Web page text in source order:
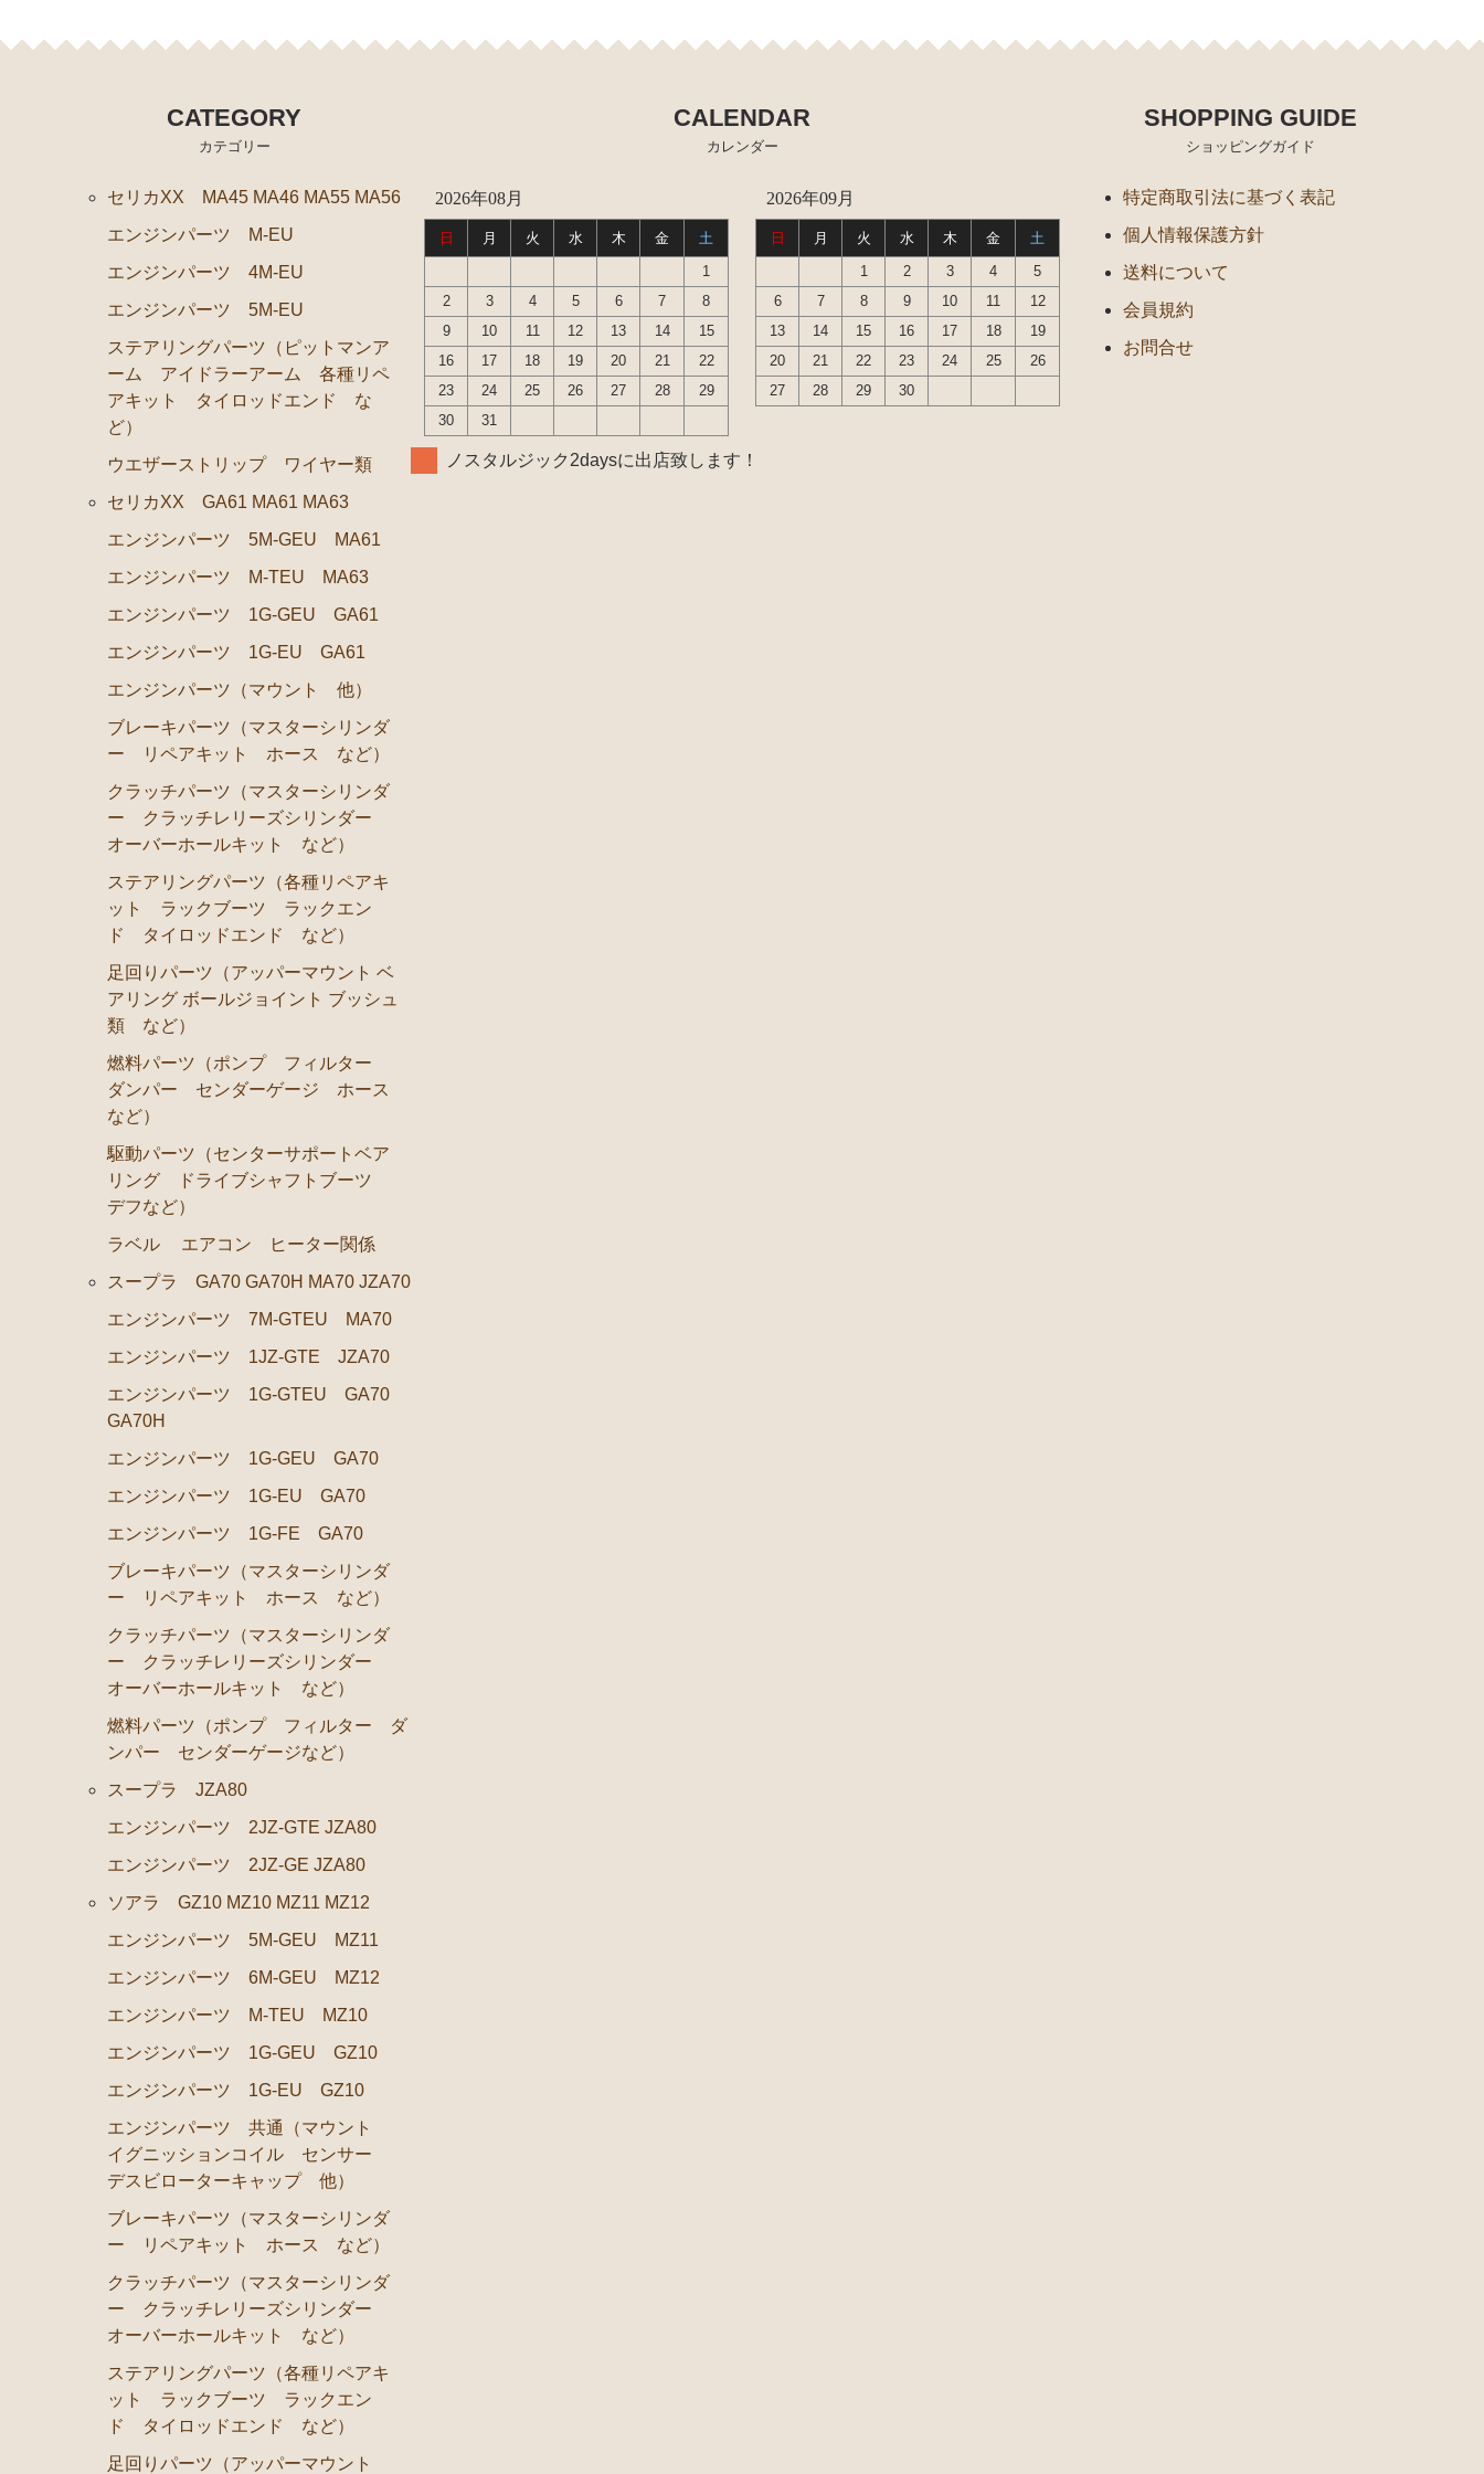
エンジンパーツ 1G-GEU GZ10
ブレーキパーツ（マスターシリンダー リペアキット ホース など）
クラッチパーツ（マスターシリンダー クラッチレリーズシリンダー オーバーホールキット など）
ステアリングパーツ（各種リペアキット ラックブーツ ラックエンド タイロッドエンド など）
足回りパーツ（アッパーマウント ベアリング ボールジョイント ブッシュ類 など）
燃料パーツ（ポンプ フィルター ダンパー センダーゲージ ホースなど）
駆動パーツ（センターサポートベアリング ドライブシャフトブーツ デフなど）
ウエザーストリップ ワイヤー類
エアコン ヒーター関係
エンジンパーツ 1G-EU GZ20
エンジンパーツ 1G-FE GZ20
ブレーキパーツ（マスターシリンダー リペアキット ホース など）
燃料パーツ（ポンプ フィルター ダンパー センダーゲージなど）
ソアラ JZZ30 JZZ31 UZZ30 UZZ31 UZZ32
エンジンパーツ 2JZ-GE JZZ31
ブレーキパーツ（マスターシリンダー リペアキット ホース など）
コロナマークⅡ チェイサー MX3# MX4#
エンジンパーツ M-EU
マークⅡ クレスタ チェイサーGX50 51 GX60 61 MX51 61 63 RX63
エンジンパーツ 1G-GEU
ブレーキパーツ（マスターシリンダー リペアキット ホース など）
クラッチパーツ（マスターシリンダー クラッチレリーズシリンダー オーバーホールキット など）
ステアリングパーツ（ピットマンアーム アイドラーアーム タイロッドエンド など）
足回りパーツ（アッパーマウント ベアリング ボールジョイント ブッシュ類 など）
燃料パーツ（ポンプ フィルター ダンパー センダーゲージなど）
駆動パーツ（センターサポートベアリング ドライブシャフトブーツ デフなど）
エアコン ヒーター関係
マークⅡ クレスタ チェイサー GX71 MX71
エンジンパーツ 1G-GTEU
エンジンパーツ 1G-GEU前期 1984年8月～1986年8月迄
エンジンパーツ 1G-GEU後期 1986年8月～1988年8月迄
エンジンパーツ 1G-EU
エンジンパーツ M-TEU
エンジンパーツ（ガスケット類）
エンジンパーツ（マウント 他）
冷却パーツ（ポンプ サーモスタット ファン ファンカップリング ホース類 など）
ブレーキパーツ（マスターシリンダー リペアキット ホース など）
クラッチパーツ（マスターシリンダー クラッチレリーズシリンダー オーバーホールキット など）
ステアリングパーツ（各種リペアキット ラックブーツ ラックエンド タイロッドエンド など）
足回りパーツ（アッパーマウント ベアリング ボールジョイント ブッシュ類 など）
燃料パーツ（ポンプ フィルター ダンパー センダーゲージなど）
駆動パーツ（センターサポートベアリング ドライブシャフトブーツ デフなど）
ウエザーストリップ
エアコン ヒーター関係
マークⅡワゴン GX70G
エンジンパーツ 1G-EU
エンジンパーツ 1G-FE
CATEGORY
カテゴリー
セリカXX MA45 MA46 MA55 MA56
エンジンパーツ M-EU
エンジンパーツ 4M-EU
エンジンパーツ 5M-EU
ステアリングパーツ（ピットマンア
ーム アイドラーアーム 各種リペ
アキット タイロッドエンド な
ど）
ウエザーストリップ ワイヤー類
セリカXX GA61 MA61 MA63
エンジンパーツ 5M-GEU MA61
エンジンパーツ M-TEU MA63
エンジンパーツ 1G-GEU GA61
エンジンパーツ 1G-EU GA61
エンジンパーツ（マウント 他）
ブレーキパーツ（マスターシリンダ
ー リペアキット ホース など）
クラッチパーツ（マスターシリンダ
ー クラッチレリーズシリンダー
オーバーホールキット など）
ステアリングパーツ（各種リペアキ
ット ラックブーツ ラックエン
ド タイロッドエンド など）
足回りパーツ（アッパーマウント ベ
アリング ボールジョイント ブッシュ
類 など）
燃料パーツ（ポンプ フィルター
ダンパー センダーゲージ ホース
など）
駆動パーツ（センターサポートベア
リング ドライブシャフトブーツ
デフなど）
ラベル
エアコン ヒーター関係
スープラ GA70 GA70H MA70 JZA70
エンジンパーツ 7M-GTEU MA70
エンジンパーツ 1JZ-GTE JZA70
エンジンパーツ 1G-GTEU GA70
GA70H
エンジンパーツ 1G-GEU GA70
エンジンパーツ 1G-EU GA70
エンジンパーツ 1G-FE GA70
ブレーキパーツ（マスターシリンダ
ー リペアキット ホース など）
クラッチパーツ（マスターシリンダ
ー クラッチレリーズシリンダー
オーバーホールキット など）
燃料パーツ（ポンプ フィルター ダ
ンパー センダーゲージなど）
スープラ JZA80
エンジンパーツ 2JZ-GTE JZA80
エンジンパーツ 2JZ-GE JZA80
ソアラ GZ10 MZ10 MZ11 MZ12
エンジンパーツ 5M-GEU MZ11
エンジンパーツ 6M-GEU MZ12
エンジンパーツ M-TEU MZ10
エンジンパーツ 1G-GEU GZ10
エンジンパーツ 1G-EU GZ10
エンジンパーツ 共通（マウント
イグニッションコイル センサー
デスビローターキャップ 他）
ブレーキパーツ（マスターシリンダ
ー リペアキット ホース など）
クラッチパーツ（マスターシリンダ
ー クラッチレリーズシリンダー
オーバーホールキット など）
ステアリングパーツ（各種リペアキ
ット ラックブーツ ラックエン
ド タイロッドエンド など）
足回りパーツ（アッパーマウント
CALENDAR
カレンダー
2026年08月
日 月 火 水 木 金
土
1
2
3 4 5 6 7
8
9
10 11 12 13 14
15
16
17 18 19 20 21
22
23
24 25 26 27 28
29
30
31
2026年09月
日 月 火 水 木 金
土
1
2 3 4
5
6
7 8 9 10 11
12
13
14 15 16 17 18
19
20
21 22 23 24 25
26
27
28 29 30
ノスタルジック2daysに出店致します！
SHOPPING GUIDE
ショッピングガイド
特定商取引法に基づく表記
個人情報保護方針
送料について
会員規約
お問合せ